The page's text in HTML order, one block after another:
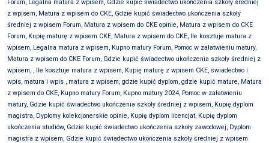
Forum, Legalna matura z wpisem, Gdzie kupić świadectwo ukończenia szkoły średniej
z wpisem, Matura z wpisem do CKE, Gdzie kupić świadectwo ukończenia szkoły
średniej z wpisem Forum, Matura z wpisem do CKE opinie, Matura z wpisem do CKE
Forum, Kupię maturę z wpisem CKE, Matura z wpisem do CKE, Ile kosztuje matura z
wpisem, Legalna matura z wpisem, Kupno matury Forum, Pomoc w załatwieniu matury,
Matura z wpisem do CKE Forum, Gdzie kupić świadectwo ukończenia szkoły średniej z
wpisem, , Ile kosztuje matura z wpisem, Kupię maturę z wpisem CKE, świadectwo i
wpis, matura i wpis , matura z wpisem, gdzie kupić dyplom, gdzie kupić mature, Matura
z wpisem do CKE, Kupno matury Forum, Kupno matury 2024, Pomoc w załatwieniu
matury, Gdzie kupić świadectwo ukończenia szkoły średniej z wpisem, Kupię dyplom
magistra, Dyplomy kolekcjonerskie opinie, Kupię dyplom licencjat, Kupię dyplom
ukończenia studiów, Gdzie kupić świadectwo ukończenia szkoły zawodowej, Dyplom
magistra z wpisem, Gdzie kupić świadectwo ukończenia szkoły średniej z wpisem